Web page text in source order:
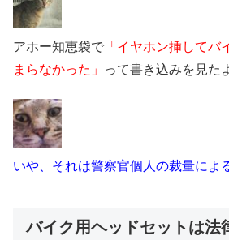
アホー知恵袋で 「イヤホン挿して
まらなかった」
って書き込みを見た
いや、それは警察官個人の裁量によ
バイク用ヘッドセットは法